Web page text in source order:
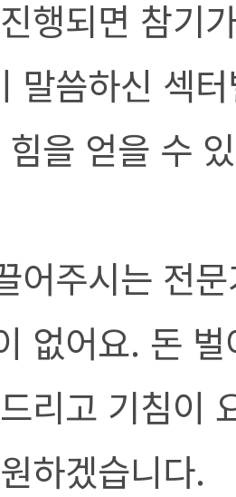
행되면 참기
말씀하신 섹
을 얻을 수
어주시는 전
없어요. 돈
리고 기침이
하겠습니다.